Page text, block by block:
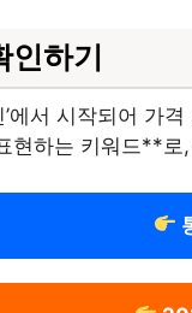
인하기
’에서 시작되어
현하는 키워드**